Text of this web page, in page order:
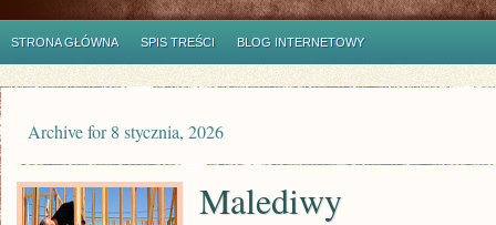
STRONA GŁÓWNA SPIS TREŚCI BLOG INTERNETOWY
Archive for 8 stycznia, 2026
Malediwy